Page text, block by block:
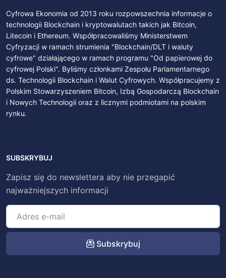
Cyfrowa Ekonomia od 2013 roku rozpowszechnia informacje o
technologii Blockchain i kryptowalutach takich jak Bitcoin,
Litecoin i Ethereum. Współpracowaliśmy Ministerstwem
Cyfryzacji w ramach strumienia "Blockchain/DLT i waluty
cyfrowe" działającego w ramach programu "Od papierowej do
cyfrowej Polski". Byliśmy członkami Zespołu Parlamentarnego
ds. Technologii Blockchain i Walut Cyfrowych. Współpracujemy z
Polskim Stowarzyszeniem Bitcoin, Izbą Gospodarczą Blockchain
i Nowych Technologii oraz z licznymi podmiotami na polskim
rynku.
SUBSKRYBUJ
Zapisz się do newslettera aby nie przegapić
najważniejszych informacji
Subskrybuj